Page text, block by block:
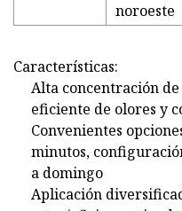
noroeste
Características:
Alta concentración
eficiente de olores y
Convenientes
minutos,
a domingo
Aplicación